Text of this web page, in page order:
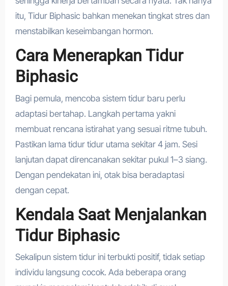
itu, Tidur Biphasic bahkan menekan tingkat stres dan
menstabilkan keseimbangan hormon.
Cara Menerapkan Tidur
Biphasic
Bagi pemula, mencoba sistem tidur baru perlu
adaptasi bertahap. Langkah pertama yakni
membuat rencana istirahat yang sesuai ritme tubuh.
Pastikan lama tidur tidur utama sekitar 4 jam. Sesi
lanjutan dapat direncanakan sekitar pukul 1–3 siang.
Dengan pendekatan ini, otak bisa beradaptasi
dengan cepat.
Kendala Saat Menjalankan
Tidur Biphasic
Sekalipun sistem tidur ini terbukti positif, tidak setiap
individu langsung cocok. Ada beberapa orang